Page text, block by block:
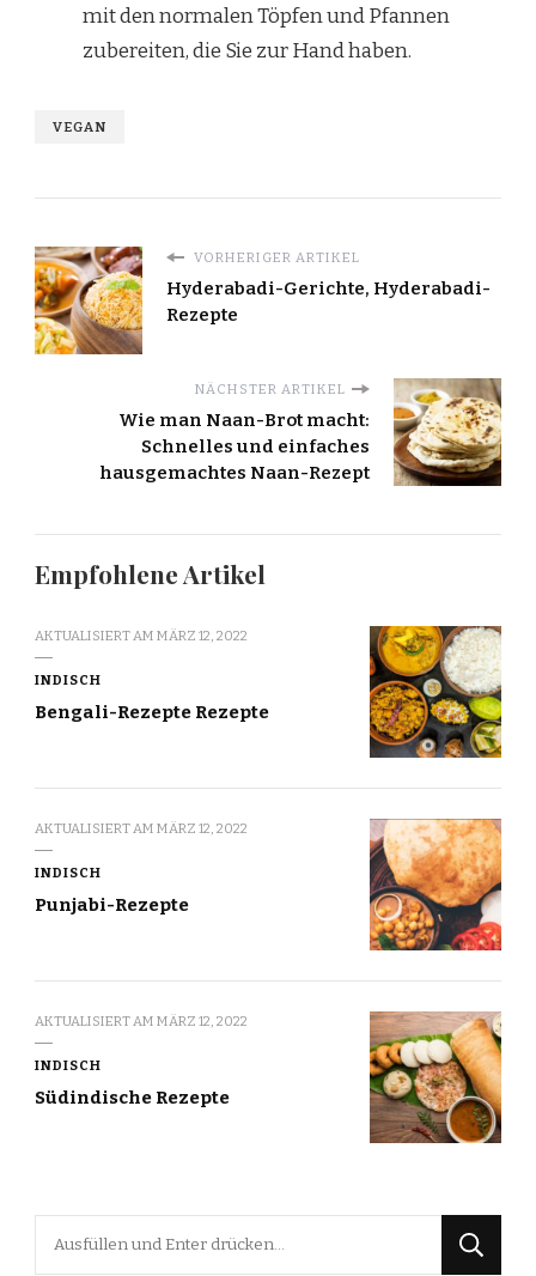
mit den normalen Töpfen und Pfannen
zubereiten, die Sie zur Hand haben.
VEGAN
VORHERIGER ARTIKEL
Hyderabadi-Gerichte, Hyderabadi-
Rezepte
NÄCHSTER ARTIKEL
Wie man Naan-Brot macht:
Schnelles und einfaches
hausgemachtes Naan-Rezept
Empfohlene Artikel
AKTUALISIERT AM MÄRZ 12, 2022
INDISCH
Bengali-Rezepte Rezepte
AKTUALISIERT AM MÄRZ 12, 2022
INDISCH
Punjabi-Rezepte
AKTUALISIERT AM MÄRZ 12, 2022
INDISCH
Südindische Rezepte
Suchst